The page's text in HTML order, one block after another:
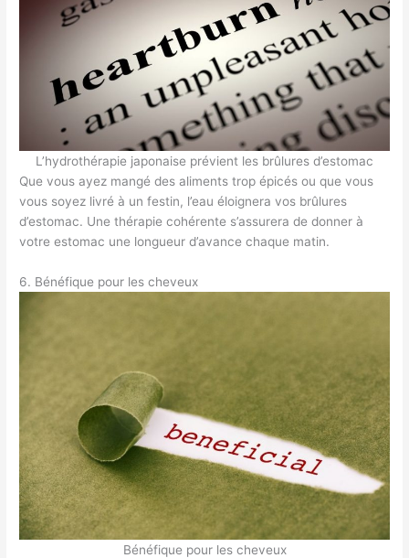
L’hydrothérapie japonaise prévient les brûlures d’estomac
Que vous ayez mangé des aliments trop épicés ou que vous
vous soyez livré à un festin, l’eau éloignera vos brûlures
d’estomac. Une thérapie cohérente s’assurera de donner à
votre estomac une longueur d’avance chaque matin.
6. Bénéfique pour les cheveux
Bénéfique pour les cheveux